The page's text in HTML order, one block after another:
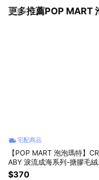
更多推薦POP MART
看更多
宅配商品
【POP MART 泡泡瑪特】
ABY 淚流成海系列-搪膠毛絨
件盲盒(1入)
$370